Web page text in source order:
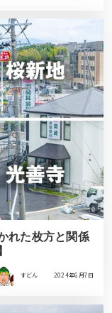
れた枚方と関係
すどん 2024年6月7日